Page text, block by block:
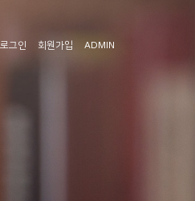
로그인 회원가입 ADMIN